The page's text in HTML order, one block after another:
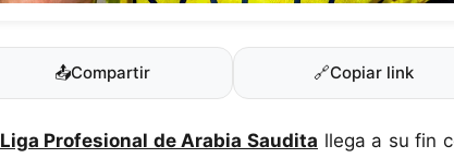
📤Compartir 🔗Copiar link
Liga Profesional de Arabia Saudita llega a su fin